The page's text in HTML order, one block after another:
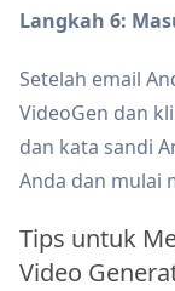
Langkah 6:
Setelah email
VideoGen dan
dan kata sandi
Anda dan mulai
Tips untuk
Video